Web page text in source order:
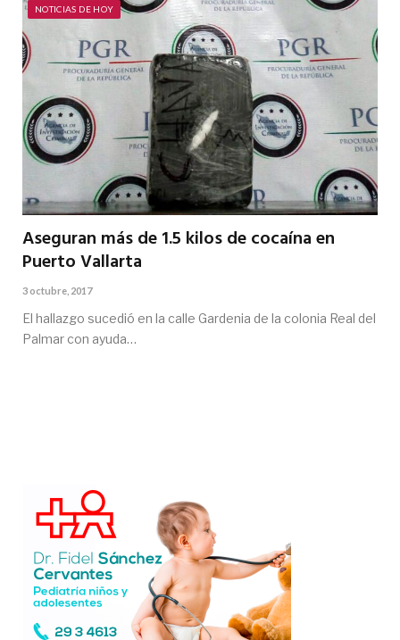
NOTICIAS DE HOY
Aseguran más de 1.5 kilos de cocaína en
Puerto Vallarta
3 octubre, 2017
El hallazgo sucedió en la calle Gardenia de la colonia Real del
Palmar con ayuda…